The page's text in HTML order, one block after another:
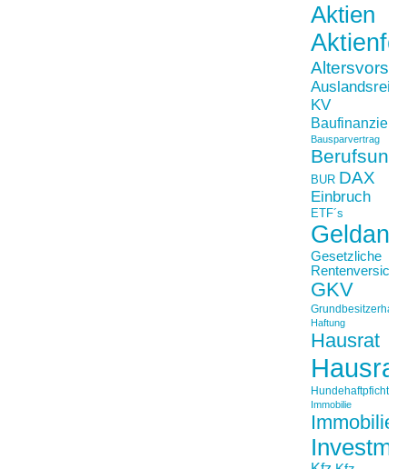
Aktien
Auslandsreise
KV
Bausparvertrag
BUR DAX
Einbruch
ETF´s
Gesetzliche
GKV
Haftung
Hausrat
Hundehaftpficht
Immobilie